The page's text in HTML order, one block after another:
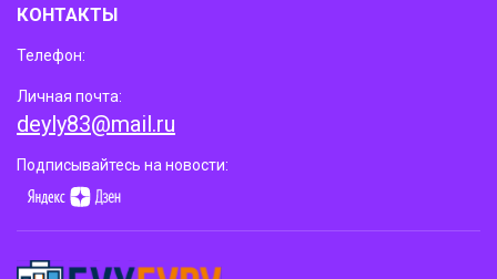
КОНТАКТЫ
Телефон:
Личная почта:
deyly83@mail.ru
Подписывайтесь на новости: